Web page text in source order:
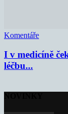
Komentáře
I v medicíně
léčbu...